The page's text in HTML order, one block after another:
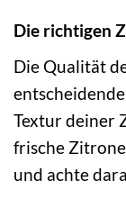
Die richtigen
Die Qualität
Textur deiner
frische
und achte